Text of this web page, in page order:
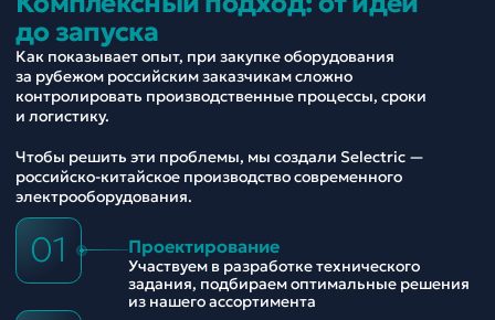
до запуска
Как показывает опыт, при закупке оборудования
за рубежом российским заказчикам сложно
контролировать производственные процессы, сроки
и логистику.
Чтобы решить эти проблемы, мы создали Selectric —
российско-китайское производство современного
электрооборудования.
01 Проектирование
Участвуем в разработке технического
задания, подбираем оптимальные решения
из нашего ассортимента